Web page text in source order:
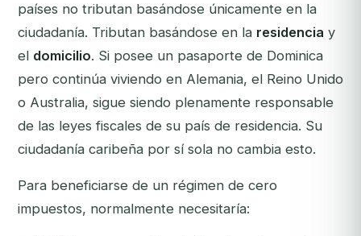
países no tributan basándose únicamente en la
ciudadanía. Tributan basándose en la residencia y
el domicilio. Si posee un pasaporte de Dominica
pero continúa viviendo en Alemania, el Reino Unido
o Australia, sigue siendo plenamente responsable
de las leyes fiscales de su país de residencia. Su
ciudadanía caribeña por sí sola no cambia esto.
Para beneficiarse de un régimen de cero
impuestos, normalmente necesitaría: